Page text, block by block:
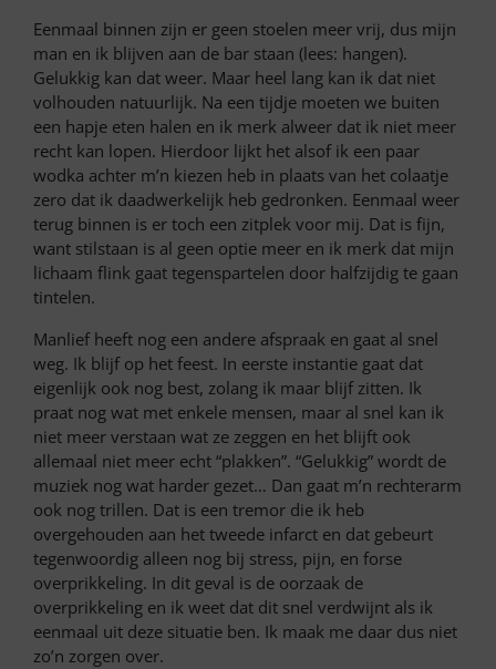
Eenmaal binnen zijn er geen stoelen meer vrij, dus mijn
man en ik blijven aan de bar staan (lees: hangen).
Gelukkig kan dat weer. Maar heel lang kan ik dat niet
volhouden natuurlijk. Na een tijdje moeten we buiten
een hapje eten halen en ik merk alweer dat ik niet meer
recht kan lopen. Hierdoor lijkt het alsof ik een paar
wodka achter m’n kiezen heb in plaats van het colaatje
zero dat ik daadwerkelijk heb gedronken. Eenmaal weer
terug binnen is er toch een zitplek voor mij. Dat is fijn,
want stilstaan is al geen optie meer en ik merk dat mijn
lichaam flink gaat tegenspartelen door halfzijdig te gaan
tintelen.
Manlief heeft nog een andere afspraak en gaat al snel
weg. Ik blijf op het feest. In eerste instantie gaat dat
eigenlijk ook nog best, zolang ik maar blijf zitten. Ik
praat nog wat met enkele mensen, maar al snel kan ik
niet meer verstaan wat ze zeggen en het blijft ook
allemaal niet meer echt “plakken”. “Gelukkig” wordt de
muziek nog wat harder gezet… Dan gaat m’n rechterarm
ook nog trillen. Dat is een tremor die ik heb
overgehouden aan het tweede infarct en dat gebeurt
tegenwoordig alleen nog bij stress, pijn, en forse
overprikkeling. In dit geval is de oorzaak de
overprikkeling en ik weet dat dit snel verdwijnt als ik
eenmaal uit deze situatie ben. Ik maak me daar dus niet
zo’n zorgen over.